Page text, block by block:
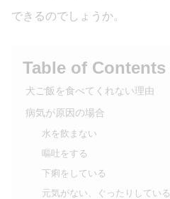
できるのでしょうか。
Table of Contents
犬ご飯を食べてくれない理由
病気が原因の場合
水を飲まない
嘔吐をする
下痢をしている
元気がない、ぐったりしている